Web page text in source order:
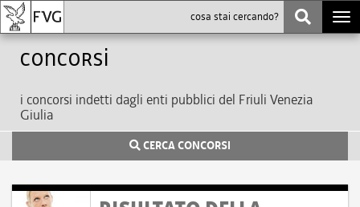
Concorsi
i concorsi indetti dagli enti pubblici del Friuli Venezia
Giulia
CERCA CONCORSI